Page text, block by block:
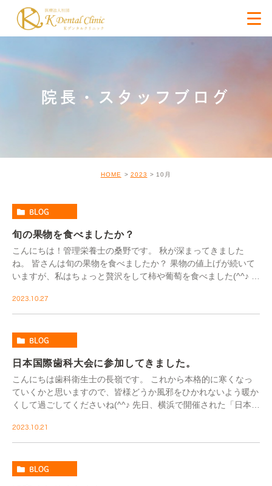
院長・スタッフブログ
HOME 2023 10月
BLOG
旬の果物を食べましたか？
こんにちは！管理栄養士の桑野です。 秋が深まってきました
ね。 皆さんは旬の果物を食べましたか？ 果物の値上げが続いて
いますが、私はちょっと贅沢をして柿や葡萄を食べました(^^♪ 話
2023.10.27
BLOG
日本国際歯科大会に参加してきました。
こんにちは歯科衛生士の長嶺です。 これから本格的に寒くなっ
ていくかと思いますので、皆様どうか風邪をひかれないよう暖か
くして過ごしてくださいね(^^♪ 先日、横浜で開催された「日本国
2023.10.21
BLOG